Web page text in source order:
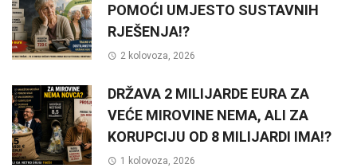
POMOĆI UMJESTO SUSTAVNIH
RJEŠENJA!?
2 kolovoza, 2026
DRŽAVA 2 MILIJARDE EURA ZA
VEĆE MIROVINE NEMA, ALI ZA
KORUPCIJU OD 8 MILIJARDI IMA!?
1 kolovoza, 2026